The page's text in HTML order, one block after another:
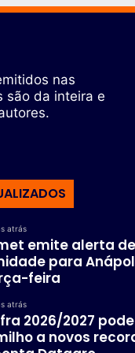
nas
são da inteira e
atrás
emite alerta
para
feira
atrás
2026/2027
a novos